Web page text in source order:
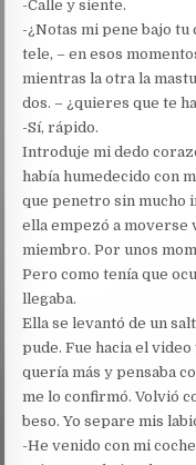
-Calle y siente.
-¿Notas mi pene bajo
tele, – en esos
mientras la otra la
dos. – ¿quieres que te
-Sí, rápido.
Introduje mi dedo
había humedecido con
que penetro sin mucho
ella empezó a moverse
miembro. Por unos
Pero como tenía que
llegaba.
Ella se levantó de un
pude. Fue hacia el
quería más y pensaba
me lo confirmó. Volvió
beso. Yo separe mis
-He venido con mi